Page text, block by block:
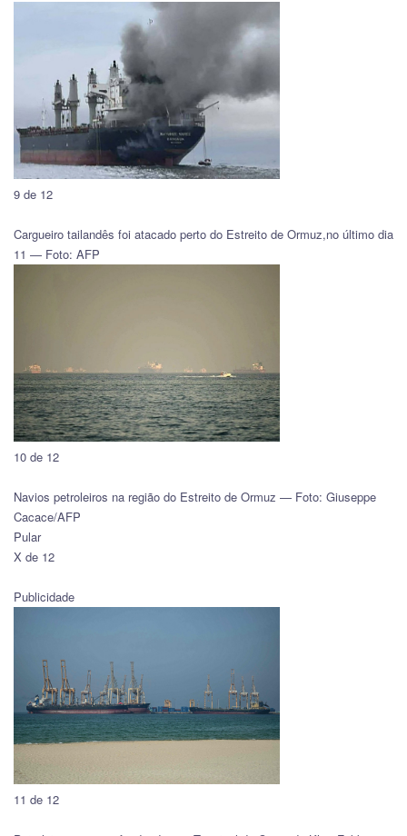
9 de 12
Cargueiro tailandês foi atacado perto do Estreito de Ormuz,no último dia
11 — Foto: AFP
10 de 12
Navios petroleiros na região do Estreito de Ormuz — Foto: Giuseppe
Cacace/AFP
Pular
X de 12
Publicidade
11 de 12